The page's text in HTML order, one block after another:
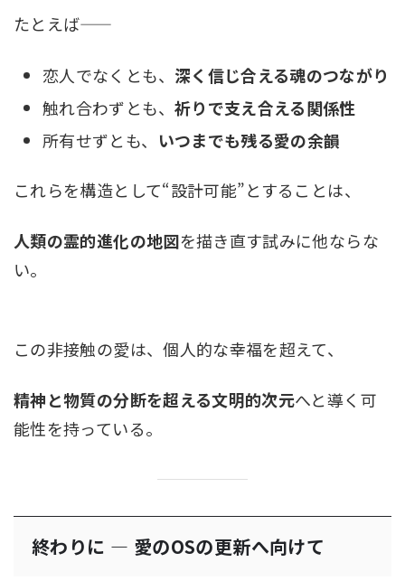
たとえば――
恋人でなくとも、 深く信じ合える魂のつながり
触れ合わずとも、 祈りで支え合える関係性
所有せずとも、 いつまでも残る愛の余韻
これらを構造として“設計可能”とすることは、
人類の霊的進化の地図を描き直す試みに他ならな
い。
この非接触の愛は、個人的な幸福を超えて、
精神と物質の分断を超える文明的次元へと導く可
能性を持っている。
終わりに ― 愛のOSの更新へ向けて